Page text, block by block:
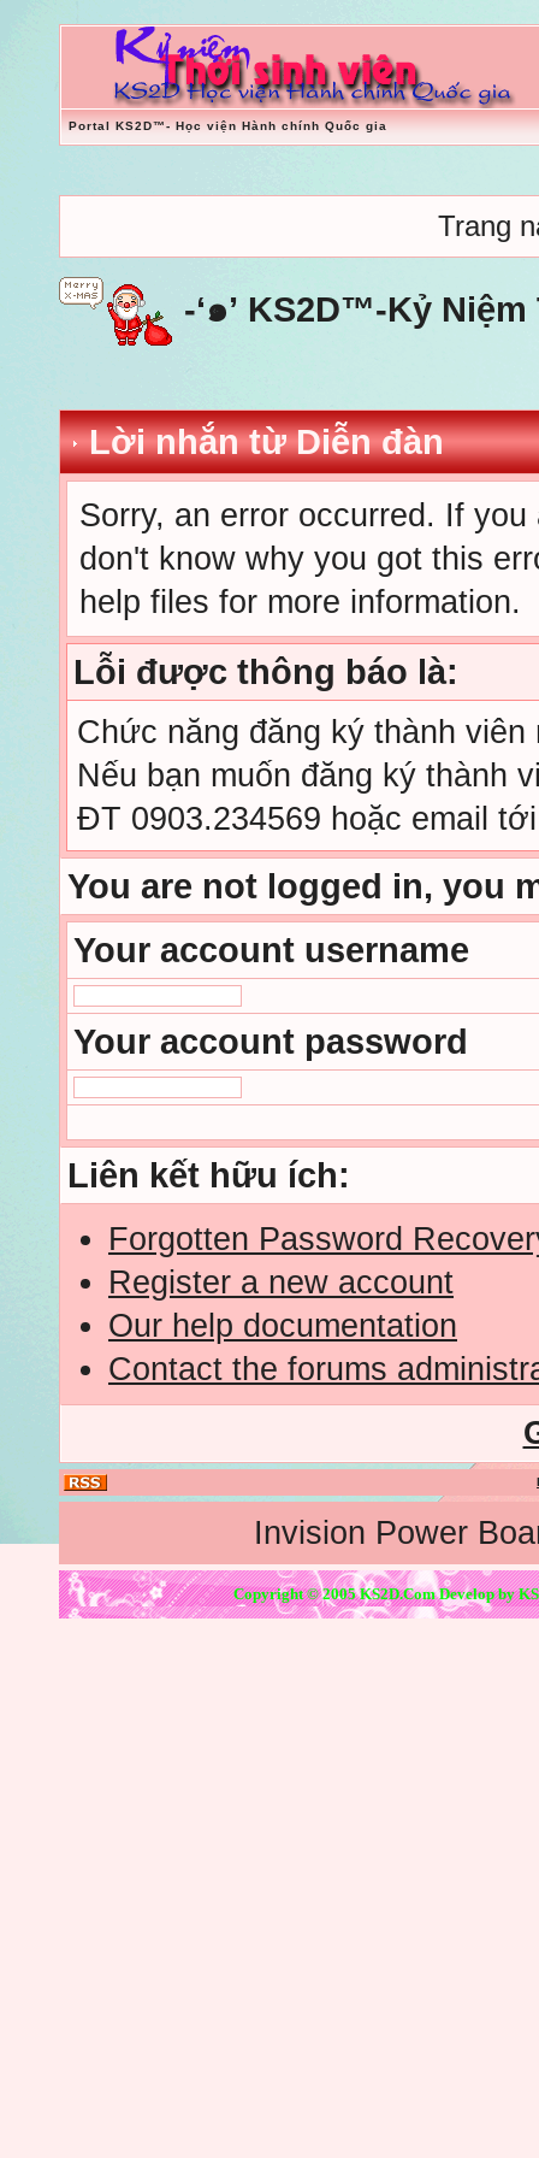
Portal KS2D™- Học viện Hành chính Quốc gia
Trang
-‘๑’ KS2D™-Kỷ
Lời nhắn từ Diễn đàn
Sorry, an error occurred. If
don't know why you got this
help files for more information.
Lỗi được thông báo là:
Chức năng đăng ký thành
Nếu bạn muốn đăng ký thành
ĐT 0903.234569 hoặc email
You are not logged in, you
Your account username
Your account password
Liên kết hữu ích:
Forgotten Password
Register a new account
Our help documentation
Contact the forums
Invision Power
Copyright © 2005 KS2D.Com Develop by